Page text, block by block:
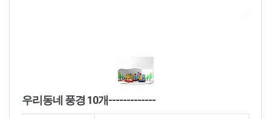
우리동네 풍경 10개-------------